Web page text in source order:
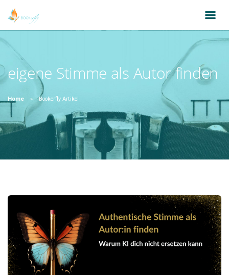
eigene Stimme als Autor finden
Home Bookerfly Artikel